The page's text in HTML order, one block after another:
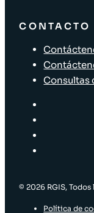
CONTACTO
Consultas
© 2026 RGIS,
Política de